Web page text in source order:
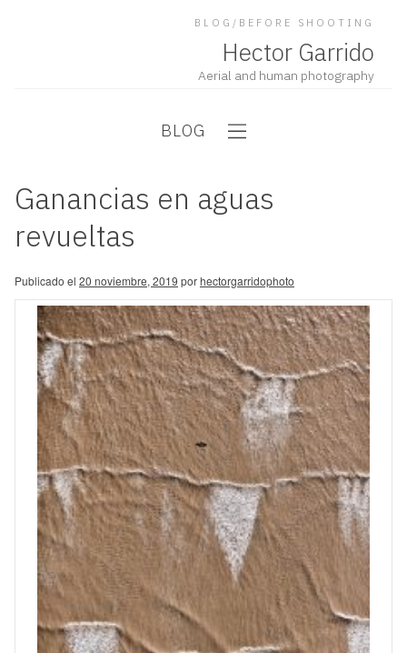
BLOG/BEFORE SHOOTING
Hector Garrido
Aerial and human photography
BLOG
Ganancias en aguas
revueltas
Publicado el 20 noviembre, 2019 porhectorgarridophoto